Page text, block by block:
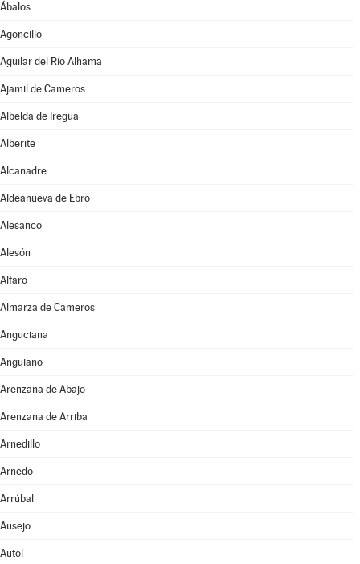
Ábalos
Agoncillo
Aguilar del Río Alhama
Ajamil de Cameros
Albelda de Iregua
Alberite
Alcanadre
Aldeanueva de Ebro
Alesanco
Alesón
Alfaro
Almarza de Cameros
Anguciana
Anguiano
Arenzana de Abajo
Arenzana de Arriba
Arnedillo
Arnedo
Arrúbal
Ausejo
Autol